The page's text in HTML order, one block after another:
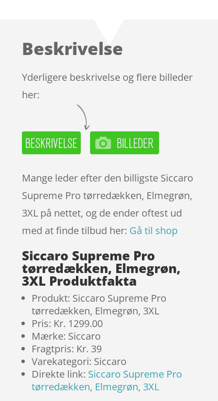
på
ømmels
er
Beskrivelse
Yderligere beskrivelse og flere billeder
her:
Mange leder efter den billigste Siccaro
Supreme Pro tørredækken, Elmegrøn,
3XL på nettet, og de ender oftest ud
med at finde tilbud her: Gå til shop
Siccaro Supreme Pro
tørredækken, Elmegrøn,
3XL Produktfakta
Produkt: Siccaro Supreme Pro
tørredækken, Elmegrøn, 3XL
Pris: Kr. 1299.00
Mærke: Siccaro
Fragtpris: Kr. 39
Varekategori: Siccaro
Direkte link: Siccaro Supreme Pro
tørredækken, Elmegrøn, 3XL